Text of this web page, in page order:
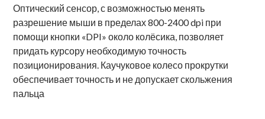
Оптический сенсор, с возможностью менять
разрешение мыши в пределах 800-2400 dpi при
помощи кнопки «DPI» около колёсика, позволяет
придать курсору необходимую точность
позиционирования. Каучуковое колесо прокрутки
обеспечивает точность и не допускает скольжения
пальца